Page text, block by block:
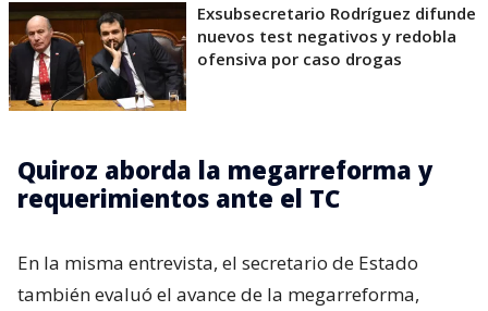
Exsubsecretario Rodríguez difunde
nuevos test negativos y redobla
ofensiva por caso drogas
Quiroz aborda la megarreforma y
requerimientos ante el TC
En la misma entrevista, el secretario de Estado
también evaluó el avance de la megarreforma,